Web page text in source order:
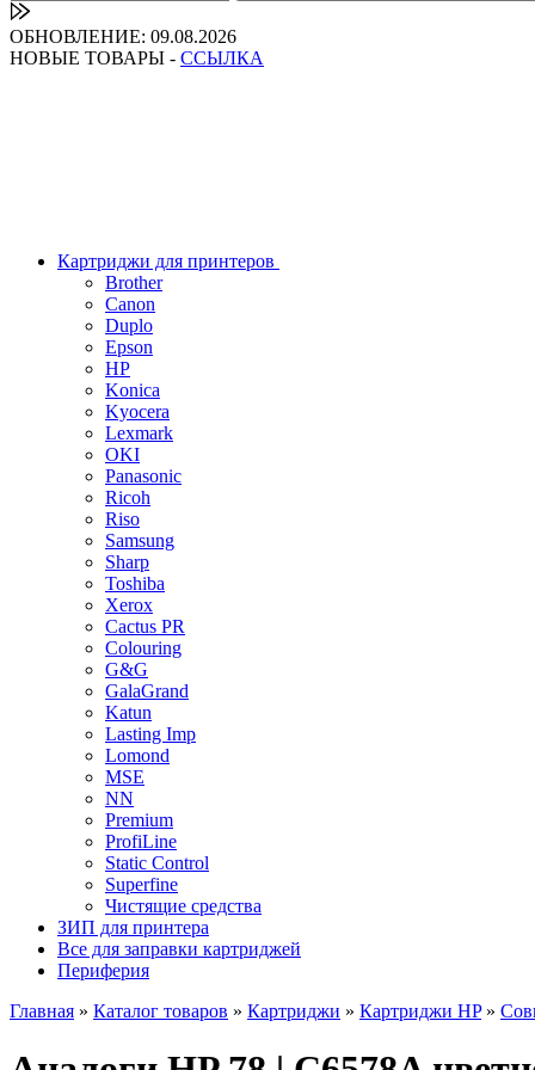
ОБНОВЛЕНИЕ: 09.08.2026
НОВЫЕ ТОВАРЫ - ССЫЛКА
Картриджи для принтеров
Brother
Canon
Duplo
Epson
HP
Konica
Kyocera
Lexmark
OKI
Panasonic
Ricoh
Riso
Samsung
Sharp
Toshiba
Xerox
Cactus PR
Colouring
G&G
GalaGrand
Katun
Lasting Imp
Lomond
MSE
NN
Premium
ProfiLine
Static Control
Superfine
Чистящие средства
ЗИП для принтера
Все для заправки картриджей
Периферия
Главная » Каталог товаров » Картриджи » Картриджи HP»